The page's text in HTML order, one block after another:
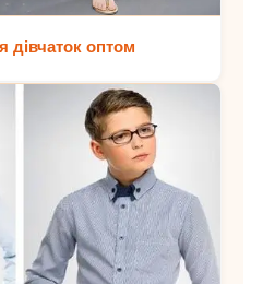
дівчаток оптом